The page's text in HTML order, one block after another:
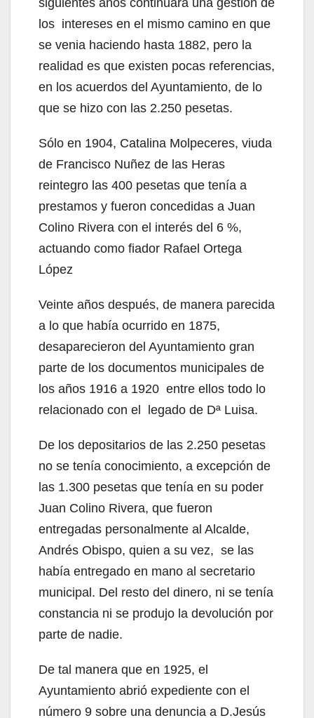
siguientes años continuara una gestión de
los intereses en el mismo camino en que
se venia haciendo hasta 1882, pero la
realidad es que existen pocas referencias,
en los acuerdos del Ayuntamiento, de lo
que se hizo con las 2.250 pesetas.
Sólo en 1904, Catalina Molpeceres, viuda
de Francisco Nuñez de las Heras
reintegro las 400 pesetas que tenía a
prestamos y fueron concedidas a Juan
Colino Rivera con el interés del 6 %,
actuando como fiador Rafael Ortega
López
Veinte años después, de manera parecida
a lo que había ocurrido en 1875,
desaparecieron del Ayuntamiento gran
parte de los documentos municipales de
los años 1916 a 1920 entre ellos todo lo
relacionado con el legado de Dª Luisa.
De los depositarios de las 2.250 pesetas
no se tenía conocimiento, a excepción de
las 1.300 pesetas que tenía en su poder
Juan Colino Rivera, que fueron
entregadas personalmente al Alcalde,
Andrés Obispo, quien a su vez, se las
había entregado en mano al secretario
municipal. Del resto del dinero, ni se tenía
constancia ni se produjo la devolución por
parte de nadie.
De tal manera que en 1925, el
Ayuntamiento abrió expediente con el
número 9 sobre una denuncia a D.Jesús